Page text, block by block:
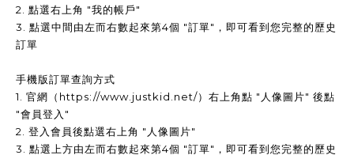
2. 點選右上角 "我的帳戶"
3. 點選中間由左而右數起來第4個 "訂單"，即可看到您完整的歷史
訂單
手機版訂單查詢方式
1. 官網（https://www.justkid.net/）右上角點 "人像圖片" 後點
"會員登入"
2. 登入會員後點選右上角 "人像圖片"
3. 點選上方由左而右數起來第4個 "訂單"，即可看到您完整的歷史